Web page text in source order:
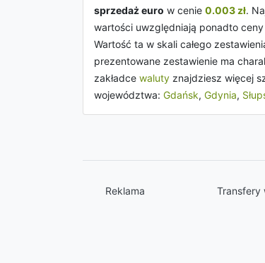
sprzedaż euro w cenie 0.003 zł.
wartości uwzględniają ponadto
Wartość ta w skali całego
prezentowane zestawienie ma
zakładce waluty znajdziesz więcej
województwa: Gdańsk, Gdynia,
Reklama Transfery